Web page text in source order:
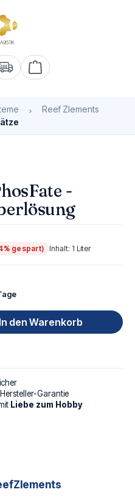
Warenkorb enthält 0
Reef Zlements
-
gespart) Inhalt: 1 Liter
gewünschten Wert
In den Warenkorb
Garantie
Liebe zum Hobby